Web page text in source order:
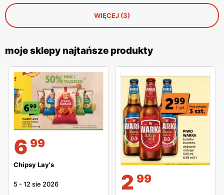
WIĘCEJ (3)
moje sklepy najtańsze produkty
6 99
Chipsy Lay's
5 -12 sie 2026 2 99